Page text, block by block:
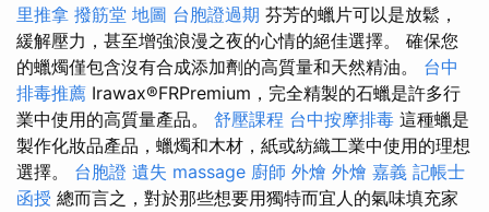
里推拿 撥筋堂 地圖 台胞證過期 芬芳的蠟片可以是放鬆，
緩解壓力，甚至增強浪漫之夜的心情的絕佳選擇。 確保您
的蠟燭僅包含沒有合成添加劑的高質量和天然精油。 台中
排毒推薦 Irawax®FRPremium，完全精製的石蠟是許多行
業中使用的高質量產品。 舒壓課程 台中按摩排毒 這種蠟是
製作化妝品產品，蠟燭和木材，紙或紡織工業中使用的理想
選擇。 台胞證 遺失 massage 廚師 外燴 外燴 嘉義 記帳士
函授 總而言之，對於那些想要用獨特而宜人的氣味填充家